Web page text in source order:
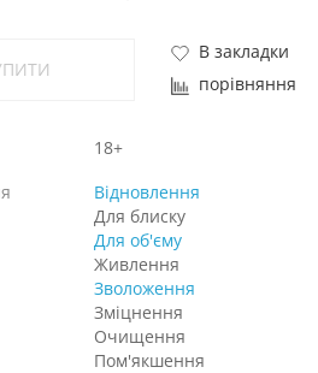
В закладки
порівняння
18+
Відновлення
Для блиску
Для об'єму
Живлення
Зволоження
Зміцнення
Очищення
Пом'якшення